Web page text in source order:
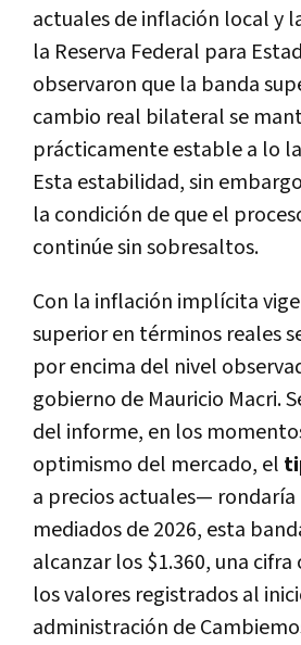
actuales de inflación local y
la Reserva Federal para
observaron que la banda
cambio real bilateral se
prácticamente estable a lo
Esta estabilidad, sin
la condición de que el
continúe sin sobresaltos.
Con la inflación implícita
superior en términos reales
por encima del nivel
gobierno de Mauricio Macri.
del informe, en los
optimismo del mercado, el
a precios actuales— rondaría
mediados de 2026, esta
alcanzar los $1.360, una
los valores registrados al
administración de